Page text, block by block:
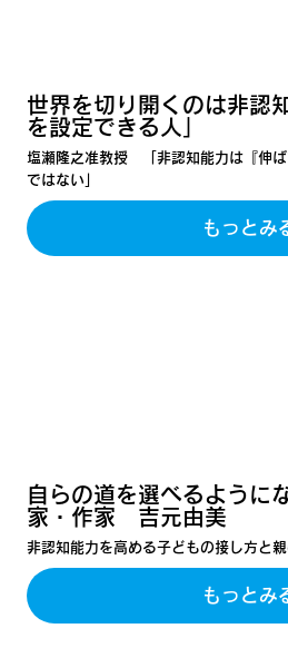
世界を切り開くのは非認
を設定できる人」
塩瀬隆之准教授 「非認知能力は『伸
ではない」
もっとみ
自らの道を選べるように
家・作家 吉元由美
非認知能力を高める子どもの接し方と
もっとみ